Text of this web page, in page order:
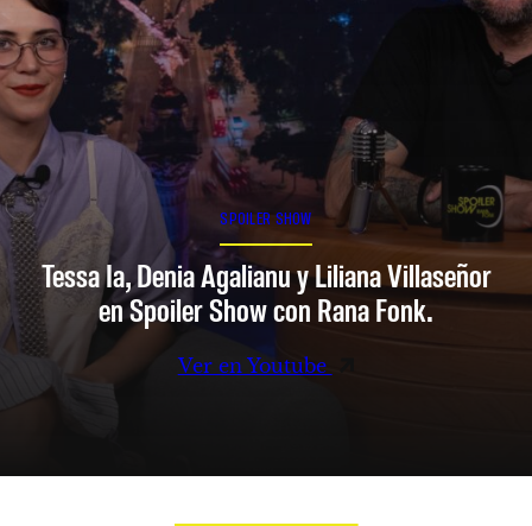
SPOILER SHOW
Tessa Ia, Denia Agalianu y Liliana Villaseñor
en Spoiler Show con Rana Fonk.
Ver en Youtube